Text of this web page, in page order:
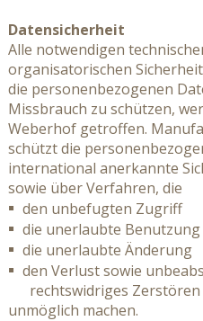
Datensicherheit
Alle notwendigen
organisatorischen
die personenbezogenen
Missbrauch zu schützen,
Weberhof getroffen.
schützt die
international anerkannte
sowie über Verfahren, die
den unbefugten Zugriff
die unerlaubte
die unerlaubte Änderung
den Verlust sowie
rechtswidriges Zerstören
unmöglich machen.